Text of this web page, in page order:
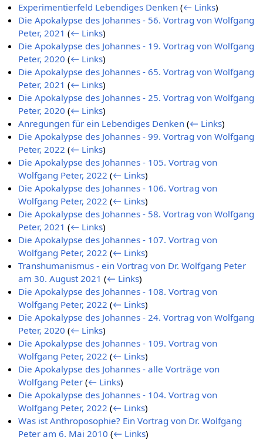
Experimentierfeld Lebendiges Denken (← Links)
Die Apokalypse des Johannes - 56. Vortrag von Wolfgang
Peter, 2021 (← Links)
Die Apokalypse des Johannes - 19. Vortrag von Wolfgang
Peter, 2020 (← Links)
Die Apokalypse des Johannes - 65. Vortrag von Wolfgang
Peter, 2021 (← Links)
Die Apokalypse des Johannes - 25. Vortrag von Wolfgang
Peter, 2020 (← Links)
Anregungen für ein Lebendiges Denken (← Links)
Die Apokalypse des Johannes - 99. Vortrag von Wolfgang
Peter, 2022 (← Links)
Die Apokalypse des Johannes - 105. Vortrag von
Wolfgang Peter, 2022 (← Links)
Die Apokalypse des Johannes - 106. Vortrag von
Wolfgang Peter, 2022 (← Links)
Die Apokalypse des Johannes - 58. Vortrag von Wolfgang
Peter, 2021 (← Links)
Die Apokalypse des Johannes - 107. Vortrag von
Wolfgang Peter, 2022 (← Links)
Transhumanismus - ein Vortrag von Dr. Wolfgang Peter
am 30. August 2021 (← Links)
Die Apokalypse des Johannes - 108. Vortrag von
Wolfgang Peter, 2022 (← Links)
Die Apokalypse des Johannes - 24. Vortrag von Wolfgang
Peter, 2020 (← Links)
Die Apokalypse des Johannes - 109. Vortrag von
Wolfgang Peter, 2022 (← Links)
Die Apokalypse des Johannes - alle Vorträge von
Wolfgang Peter (← Links)
Die Apokalypse des Johannes - 104. Vortrag von
Wolfgang Peter, 2022 (← Links)
Was ist Anthroposophie? Ein Vortrag von Dr. Wolfgang
Peter am 6. Mai 2010 (← Links)